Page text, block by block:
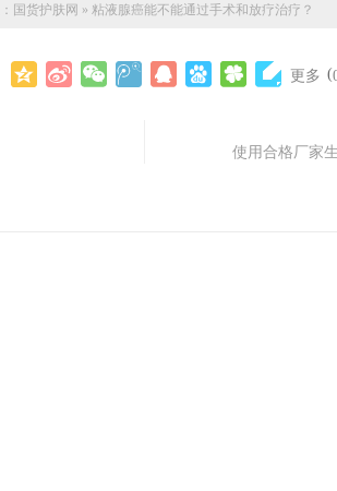
国货护肤网 » 粘液腺癌能不能通过手术和放疗治疗？
更多 (
使用合格厂家